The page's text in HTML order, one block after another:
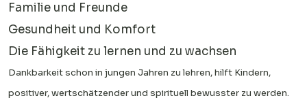
Familie und Freunde
Gesundheit und Komfort
Die Fähigkeit zu lernen und zu wachsen
Dankbarkeit schon in jungen Jahren zu lehren, hilft Kindern,
positiver, wertschätzender und spirituell bewusster zu werden.